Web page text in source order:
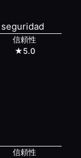
信頼性
★5.0
信頼性